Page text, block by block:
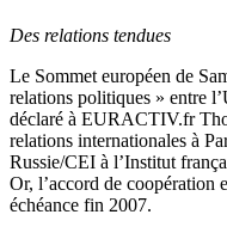
Des relations tendues
Le Sommet européen de
relations politiques » entre
déclaré à EURACTIV.fr
relations internationales à
Russie/CEI à l’Institut
Or, l’accord de coopération
échéance fin 2007.